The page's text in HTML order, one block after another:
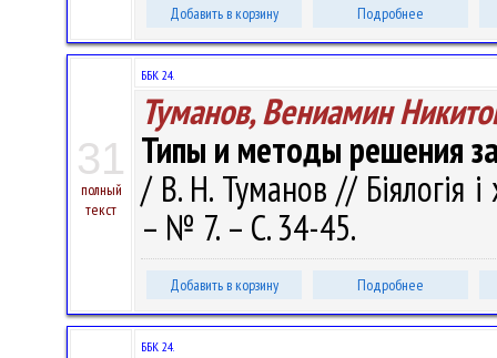
Добавить в корзину Подробнее
31
полный
текст
ББК 24.
Туманов, Вениамин
Типы и методы решения
/ В. Н. Туманов // Біялогія
– № 7. – С. 34-45.
Добавить в корзину Подробнее
ББК 24.